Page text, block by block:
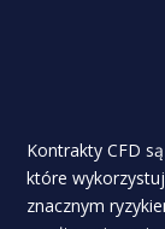
Kontrakty CFD
które
znacznym